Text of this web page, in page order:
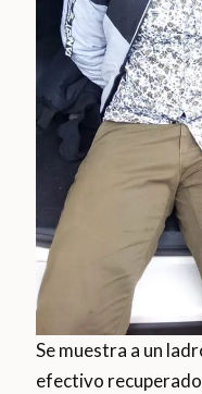
Se muestra a un
efectivo